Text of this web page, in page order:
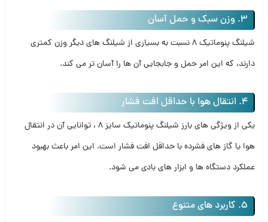
3. وزن سبک و حمل آسان
شیلنگ پنوماتیک 8 نسبت به بسیاری از شیلنگ‌ های دیگر وزن کمتری
دارند، که این امر حمل و جابجایی آن‌ ها را آسان‌ تر می‌ کند.
4. انتقال هوا با حداقل افت فشار
یکی از ویژگی‌ های بارز شیلنگ پنوماتیک سایز 8 ، توانایی آن در انتقال
هوا یا گاز های فشرده با حداقل افت فشار است. این امر باعث بهبود
عملکرد دستگاه‌ ها و ابزار های بادی می‌ شود.
5. کاربرد های متنوع